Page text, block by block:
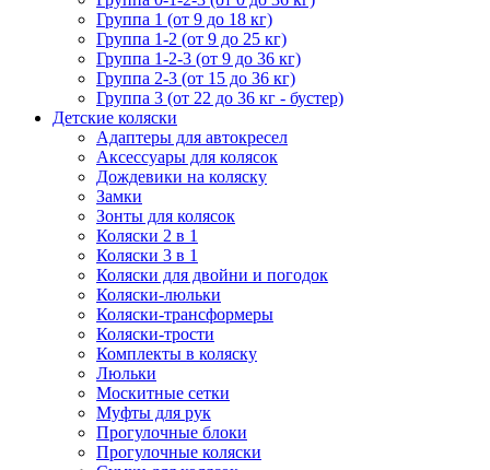
Группа 1 (от 9 до 18 кг)
Группа 1-2 (от 9 до 25 кг)
Группа 1-2-3 (от 9 до 36 кг)
Группа 2-3 (от 15 до 36 кг)
Группа 3 (от 22 до 36 кг - бустер)
Детские коляски
Адаптеры для автокресел
Аксессуары для колясок
Дождевики на коляску
Замки
Зонты для колясок
Коляски 2 в 1
Коляски 3 в 1
Коляски для двойни и погодок
Коляски-люльки
Коляски-трансформеры
Коляски-трости
Комплекты в коляску
Люльки
Москитные сетки
Муфты для рук
Прогулочные блоки
Прогулочные коляски